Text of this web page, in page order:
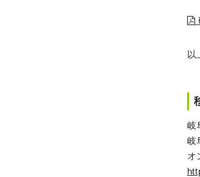
以
岐
岐
オ